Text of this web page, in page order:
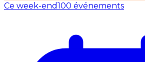
Ce week-end100 événements